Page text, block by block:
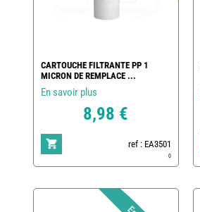
CARTOUCHE FILTRANTE PP 1
MICRON DE REMPLACE ...
En savoir plus
8,98 €
ref : EA3501
0